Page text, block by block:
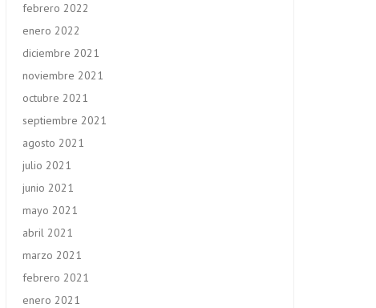
febrero 2022
enero 2022
diciembre 2021
noviembre 2021
octubre 2021
septiembre 2021
agosto 2021
julio 2021
junio 2021
mayo 2021
abril 2021
marzo 2021
febrero 2021
enero 2021